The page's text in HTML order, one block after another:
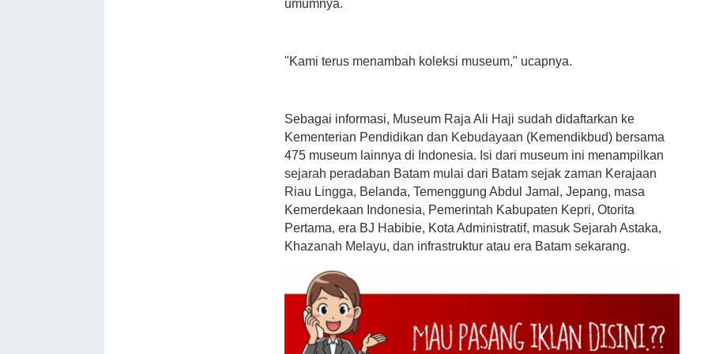
umumnya.
"Kami terus menambah koleksi museum," ucapnya.
Sebagai informasi, Museum Raja Ali Haji sudah didaftarkan ke
Kementerian Pendidikan dan Kebudayaan (Kemendikbud) bersama
475 museum lainnya di Indonesia. Isi dari museum ini menampilkan
sejarah peradaban Batam mulai dari Batam sejak zaman Kerajaan
Riau Lingga, Belanda, Temenggung Abdul Jamal, Jepang, masa
Kemerdekaan Indonesia, Pemerintah Kabupaten Kepri, Otorita
Pertama, era BJ Habibie, Kota Administratif, masuk Sejarah Astaka,
Khazanah Melayu, dan infrastruktur atau era Batam sekarang.